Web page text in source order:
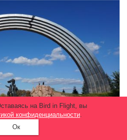
на Bird in Flight, вы
конфиденциальности.
Ок